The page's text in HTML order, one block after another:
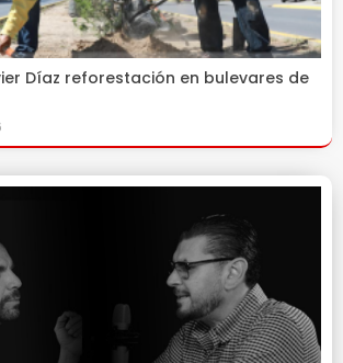
Díaz reforestación en bulevares de